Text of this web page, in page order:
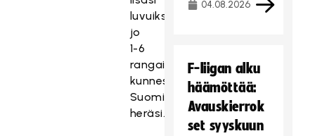
luvuiksi
jo
1-6
rangaistuslaukauksesta,
kunnes
Suomi
heräsi.
04.08.2026
F-liigan alku
häämöttää:
Avauskierrok
set syyskuun